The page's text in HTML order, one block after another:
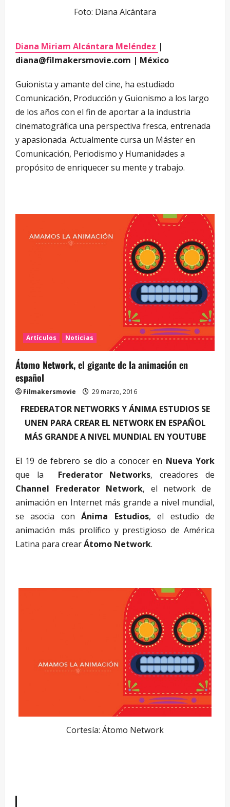
Foto: Diana Alcántara
Diana Miriam Alcántara Meléndez |
diana@filmakersmovie.com | México
Guionista y amante del cine, ha estudiado
Comunicación, Producción y Guionismo a los largo
de los años con el fin de aportar a la industria
cinematográfica una perspectiva fresca, entrenada
y apasionada. Actualmente cursa un Máster en
Comunicación, Periodismo y Humanidades a
propósito de enriquecer su mente y trabajo.
Artículos Noticias
Átomo Network, el gigante de la animación en
español
Filmakersmovie 29 marzo, 2016
FREDERATOR NETWORKS Y ÁNIMA ESTUDIOS SE
UNEN PARA CREAR EL NETWORK EN ESPAÑOL
MÁS GRANDE A NIVEL MUNDIAL EN YOUTUBE
El 19 de febrero se dio a conocer en Nueva York
que la
Frederator Networks, creadores de
Channel Frederator Network, el network de
animación en Internet más grande a nivel mundial,
se asocia conÁnima Estudios, el estudio de
animación más prolífico y prestigioso de América
Latina para crearÁtomo Network.
Cortesía: Átomo Network